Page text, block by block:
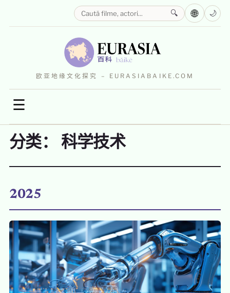
欧亚地缘文化探究 – EURASIABAIKE.COM
☰
🔍 🌐 🌙
分类： 科学技术
2025